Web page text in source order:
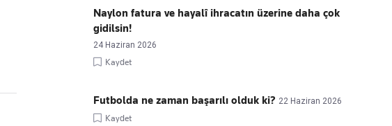
Naylon fatura ve hayalî ihracatın üzerine daha çok
gidilsin!
24 Haziran 2026
Kaydet
Futbolda ne zaman başarılı olduk ki? 22 Haziran 2026
Kaydet